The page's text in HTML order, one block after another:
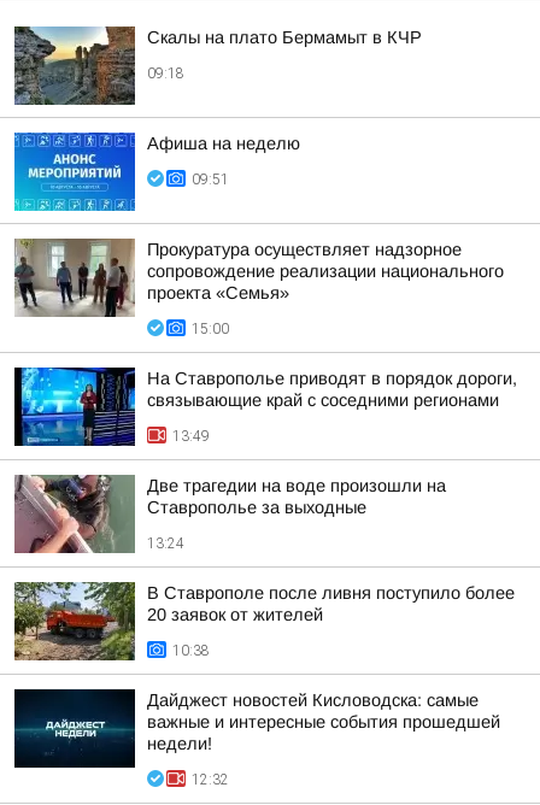
Скалы на плато Бермамыт в КЧР
09:18
Афиша на неделю
09:51
Прокуратура осуществляет надзорное
сопровождение реализации национального
проекта «Семья»
15:00
На Ставрополье приводят в порядок дороги,
связывающие край с соседними регионами
13:49
Две трагедии на воде произошли на
Ставрополье за выходные
13:24
В Ставрополе после ливня поступило более
20 заявок от жителей
10:38
Дайджест новостей Кисловодска: самые
важные и интересные события прошедшей
недели!
12:32